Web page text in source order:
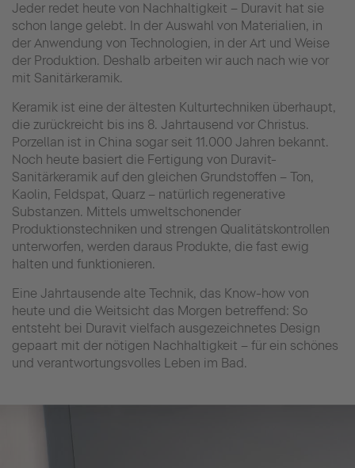
Jeder redet heute von Nachhaltigkeit – Duravit hat sie
schon lange gelebt. In der Auswahl von Materialien, in
der Anwendung von Technologien, in der Art und Weise
der Produktion. Deshalb arbeiten wir auch nach wie vor
mit Sanitärkeramik.
Keramik ist eine der ältesten Kulturtechniken überhaupt,
die zurückreicht bis ins 8. Jahrtausend vor Christus.
Porzellan ist in China sogar seit 11.000 Jahren bekannt.
Noch heute basiert die Fertigung von Duravit-
Sanitärkeramik auf den gleichen Grundstoffen – Ton,
Kaolin, Feldspat, Quarz – natürlich regenerative
Substanzen. Mittels umweltschonender
Produktionstechniken und strengen Qualitätskontrollen
unterworfen, werden daraus Produkte, die fast ewig
halten und funktionieren.
Eine Jahrtausende alte Technik, das Know-how von
heute und die Weitsicht das Morgen betreffend: So
entsteht bei Duravit vielfach ausgezeichnetes Design
gepaart mit der nötigen Nachhaltigkeit – für ein schönes
und verantwortungsvolles Leben im Bad.